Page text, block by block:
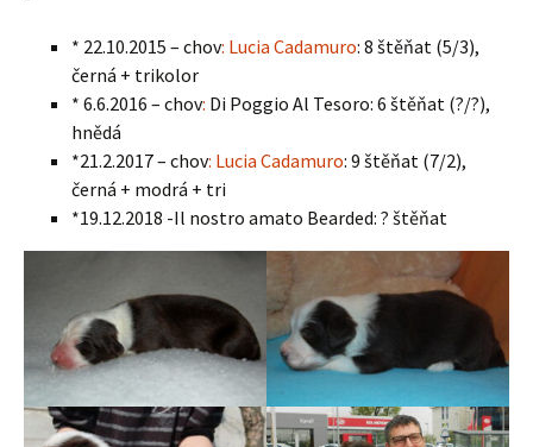
* 22.10.2015 – chov: Lucia Cadamuro: 8 štěňat (5/3),
černá + trikolor
* 6.6.2016 – chov: Di Poggio Al Tesoro: 6 štěňat (?/?),
hnědá
*21.2.2017 – chov: Lucia Cadamuro: 9 štěňat (7/2),
černá + modrá + tri
*19.12.2018 -Il nostro amato Bearded: ? štěňat